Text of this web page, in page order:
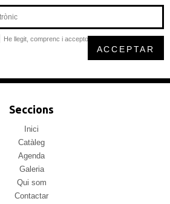
He llegit, comprenc i accepto la
ACCEPTAR
Seccions
Inici
Catàleg
Agenda
Galeria
Qui som
Contactar